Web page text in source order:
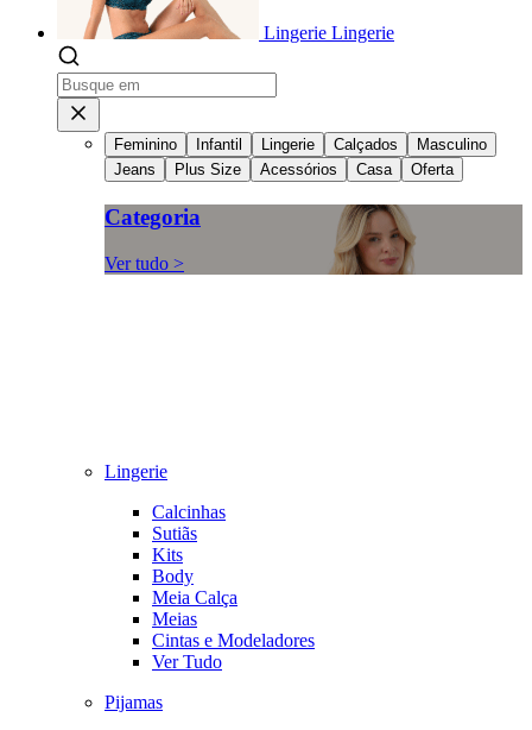
Lingerie Lingerie
Feminino Infantil Lingerie Calçados
Masculino
Jeans
Plus Size Acessórios Casa Oferta
Categoria
Ver tudo >
Lingerie
Calcinhas
Sutiãs
Kits
Body
Meia Calça
Meias
Cintas e Modeladores
Ver Tudo
Pijamas